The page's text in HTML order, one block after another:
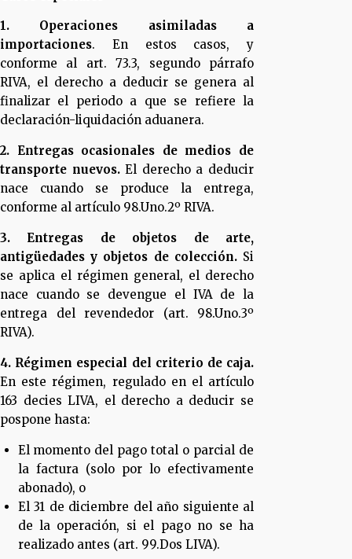
1. Operaciones asimiladas a
importaciones. En estos casos, y
conforme al art. 73.3, segundo párrafo
RIVA, el derecho a deducir se genera al
finalizar el periodo a que se refiere la
declaración-liquidación aduanera.
2. Entregas ocasionales de medios de
transporte nuevos.El derecho a deducir
nace cuando se produce la entrega,
conforme al artículo 98.Uno.2º RIVA.
3. Entregas de objetos de arte,
antigüedades y objetos de colección. Si
se aplica el régimen general, el derecho
nace cuando se devengue el IVA de la
entrega del revendedor (art. 98.Uno.3º
RIVA).
4. Régimen especial del criterio de caja.
En este régimen, regulado en el artículo
163 decies LIVA, el derecho a deducir se
pospone hasta:
El momento del pago total o parcial de
la factura (solo por lo efectivamente
abonado), o
El 31 de diciembre del año siguiente al
de la operación, si el pago no se ha
realizado antes (art. 99.Dos LIVA).